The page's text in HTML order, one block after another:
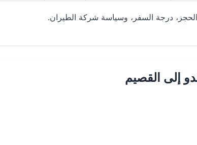
درجة السفر، وسياسة شركة الطيران.
إلى القصيم